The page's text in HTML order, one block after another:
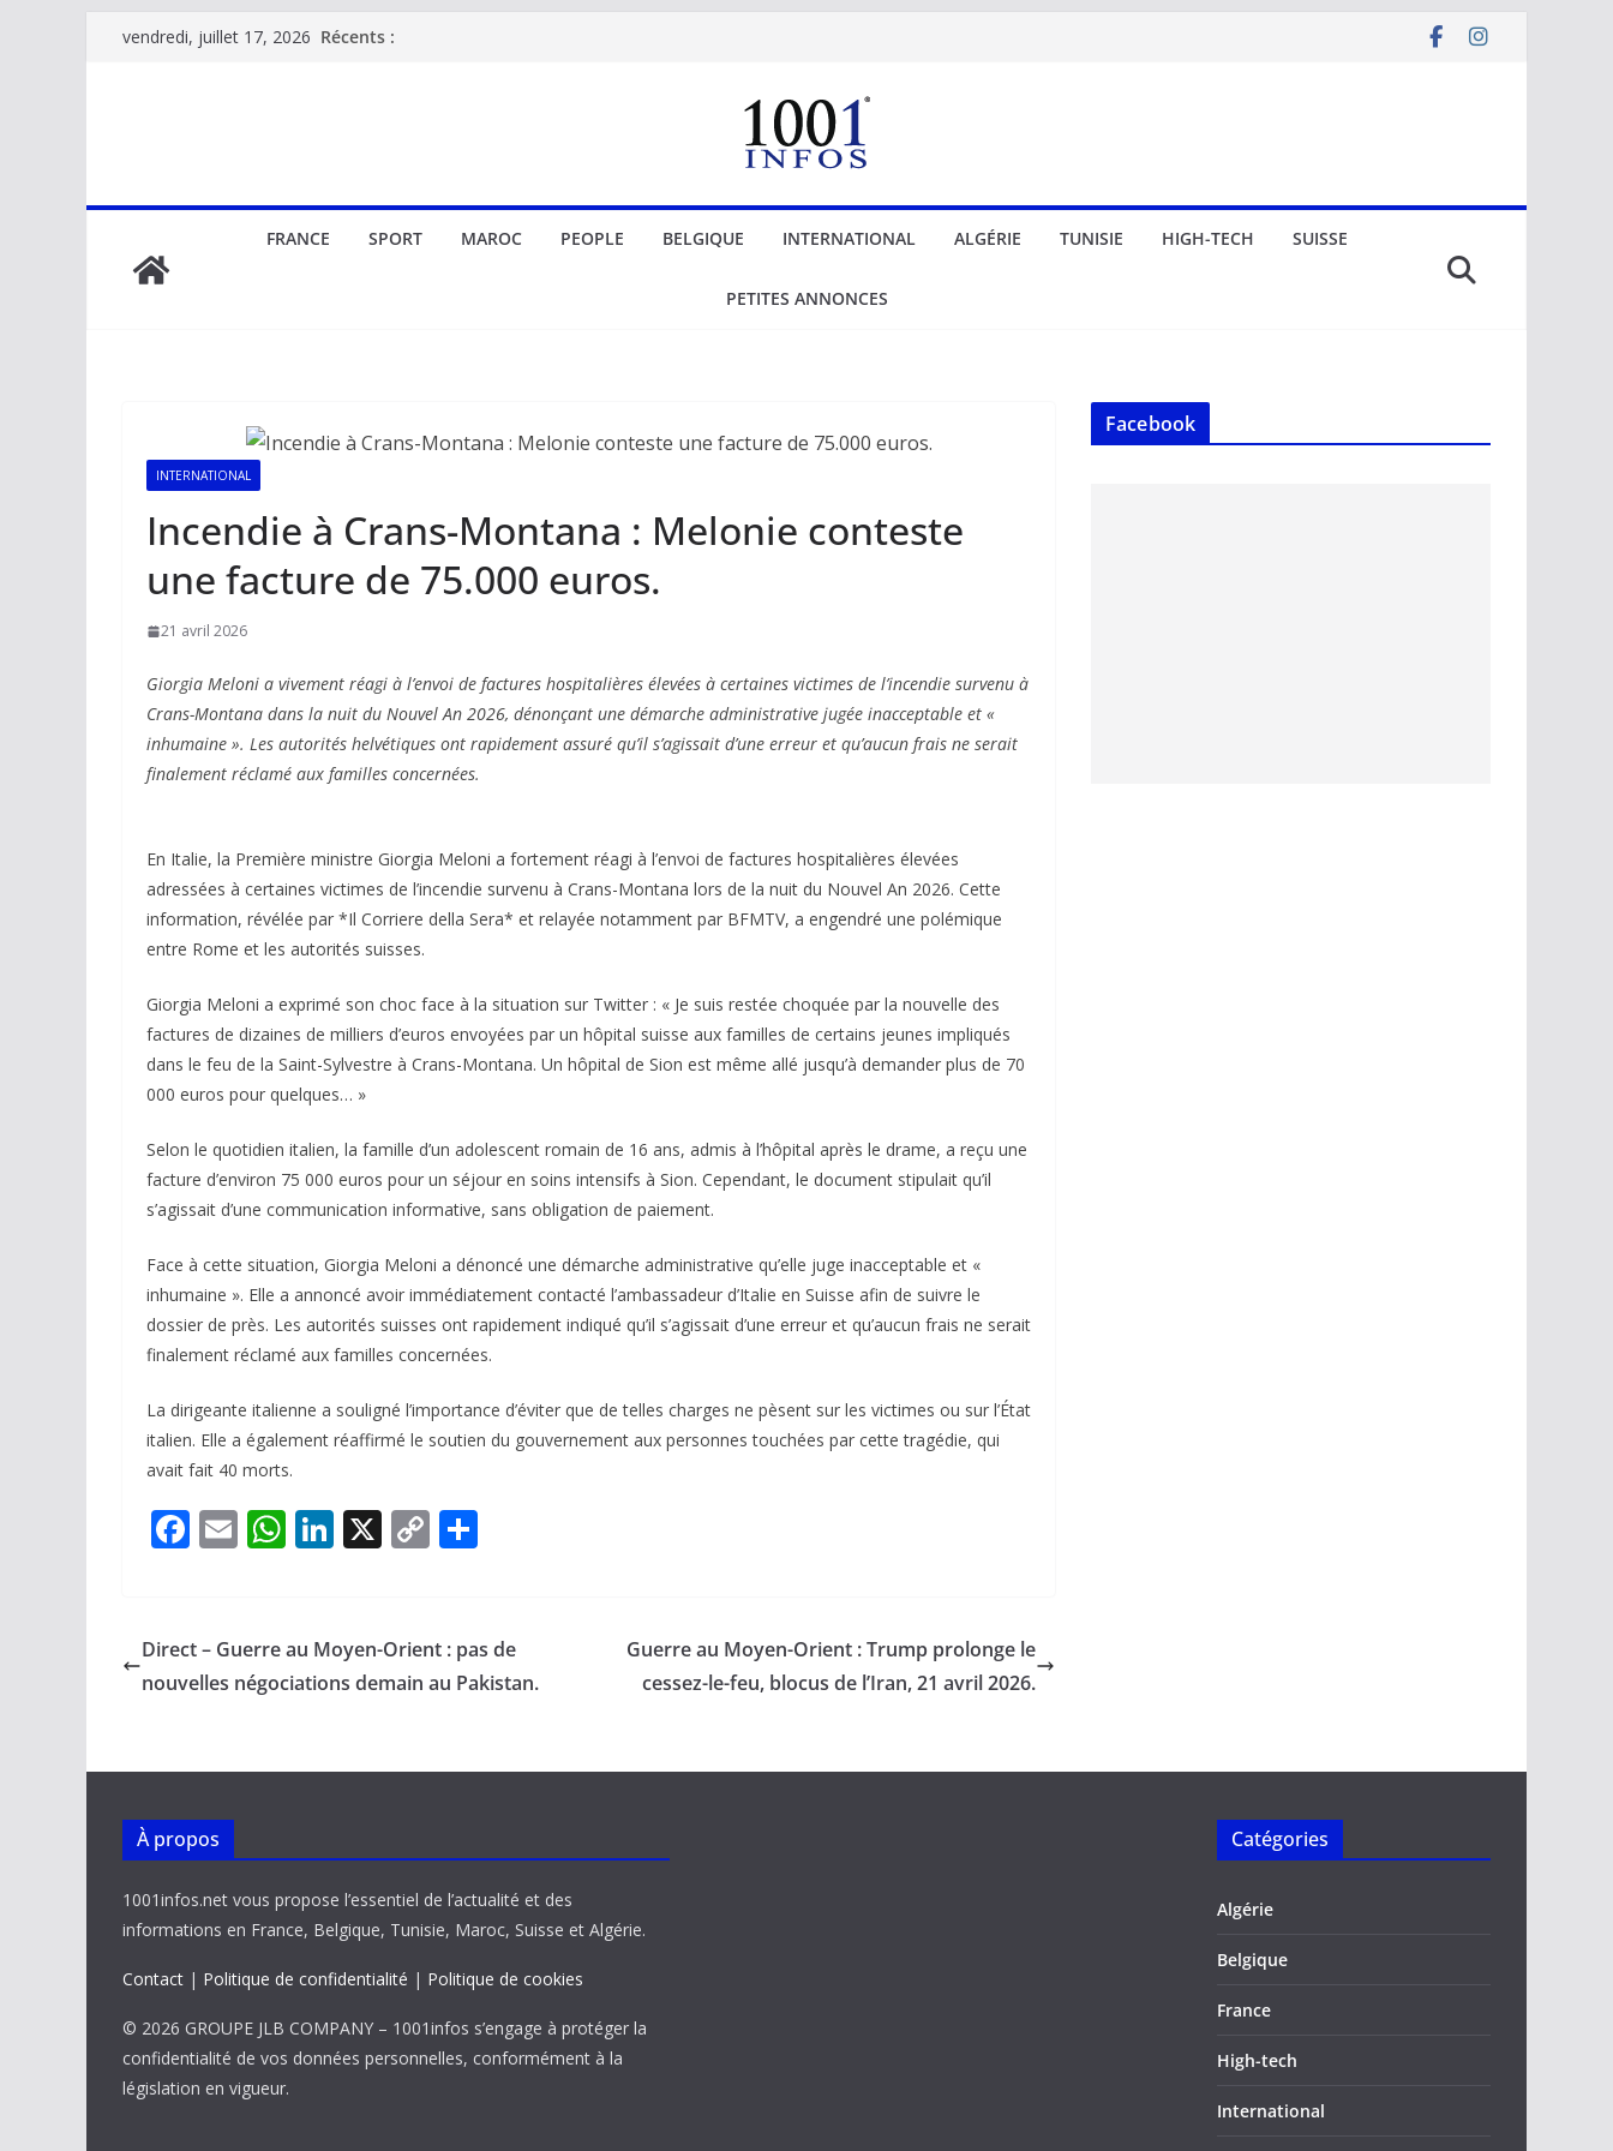
Passervendredi, juillet 17, 2026 Récents :
FRANCE SPORT MAROC PEOPLE BELGIQUE INTERNATIONAL ALGÉRIE TUNISIE HIGH-TECH SUISSE
PETITES ANNONCES
INTERNATIONAL
Incendie à Crans-Montana : Melonie conteste
une facture de 75.000 euros.
21 avril 2026
Giorgia Meloni a vivement réagi à l’envoi de factures hospitalières élevées à certaines victimes de l’incendie survenu à
Crans-Montana dans la nuit du Nouvel An 2026, dénonçant une démarche administrative jugée inacceptable et «
inhumaine ». Les autorités helvétiques ont rapidement assuré qu’il s’agissait d’une erreur et qu’aucun frais ne serait
finalement réclamé aux familles concernées.
En Italie, la Première ministre Giorgia Meloni a fortement réagi à l’envoi de factures hospitalières élevées
adressées à certaines victimes de l’incendie survenu à Crans-Montana lors de la nuit du Nouvel An 2026. Cette
information, révélée par *Il Corriere della Sera* et relayée notamment par BFMTV, a engendré une polémique
entre Rome et les autorités suisses.
Giorgia Meloni a exprimé son choc face à la situation sur Twitter : « Je suis restée choquée par la nouvelle des
factures de dizaines de milliers d’euros envoyées par un hôpital suisse aux familles de certains jeunes impliqués
dans le feu de la Saint-Sylvestre à Crans-Montana. Un hôpital de Sion est même allé jusqu’à demander plus de 70
000 euros pour quelques… »
Selon le quotidien italien, la famille d’un adolescent romain de 16 ans, admis à l’hôpital après le drame, a reçu une
facture d’environ 75 000 euros pour un séjour en soins intensifs à Sion. Cependant, le document stipulait qu’il
s’agissait d’une communication informative, sans obligation de paiement.
Face à cette situation, Giorgia Meloni a dénoncé une démarche administrative qu’elle juge inacceptable et «
inhumaine ». Elle a annoncé avoir immédiatement contacté l’ambassadeur d’Italie en Suisse afin de suivre le
dossier de près. Les autorités suisses ont rapidement indiqué qu’il s’agissait d’une erreur et qu’aucun frais ne serait
finalement réclamé aux familles concernées.
La dirigeante italienne a souligné l’importance d’éviter que de telles charges ne pèsent sur les victimes ou sur l’État
italien. Elle a également réaffirmé le soutien du gouvernement aux personnes touchées par cette tragédie, qui
avait fait 40 morts.
F
b
o
k
E
l
W
s
A
p
Li
e
dI
X C
y
Li
k
g
er
Direct – Guerre au Moyen-Orient : pas de
nouvelles négociations demain au Pakistan.
Guerre au Moyen-Orient : Trump prolonge le
cessez-le-feu, blocus de l’Iran, 21 avril 2026.
Facebook
À propos
1001infos.net vous propose l’essentiel de l’actualité et des
informations en France, Belgique, Tunisie, Maroc, Suisse et Algérie.
Contact | Politique de confidentialité | Politique de cookies
© 2026 GROUPE JLB COMPANY – 1001infos s’engage à protéger la
confidentialité de vos données personnelles, conformément à la
législation en vigueur.
Catégories
Algérie
Belgique
France
High-tech
International